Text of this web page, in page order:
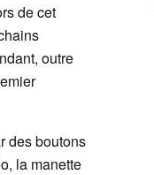
de cet
outre
des boutons
la manette